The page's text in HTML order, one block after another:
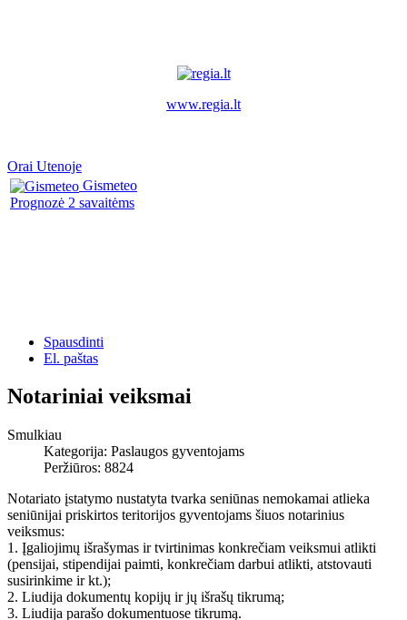
www.regia.lt
Orai Utenoje
Gismeteo
Prognozė 2 savaitėms
Spausdinti
El. paštas
Notariniai veiksmai
Smulkiau
Kategorija: Paslaugos gyventojams
Peržiūros: 8824
Notariato įstatymo nustatyta tvarka seniūnas nemokamai atlieka
seniūnijai priskirtos teritorijos gyventojams šiuos notarinius
veiksmus:
1. Įgaliojimų išrašymas ir tvirtinimas konkrečiam veiksmui atlikti
(pensijai, stipendijai paimti, konkrečiam darbui atlikti, atstovauti
susirinkime ir kt.);
2. Liudija dokumentų kopijų ir jų išrašų tikrumą;
3. Liudija parašo dokumentuose tikrumą.